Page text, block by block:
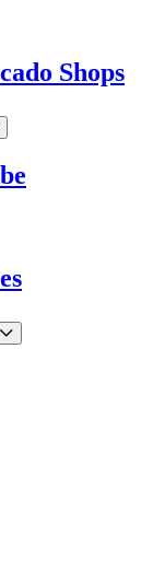
Shops